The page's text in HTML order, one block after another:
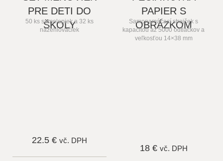
PRE DETI DO
ŠKOLY
50 ks samolepiek a 32 ks
nažehlovačiek
22.5 € vč. DPH
PAPIER S
OBRÁZKOM
Samonamáčací strojček s
kapacitou až 5000 odtlačkov a
veľkosťou 14×38 mm
18 € vč. DPH